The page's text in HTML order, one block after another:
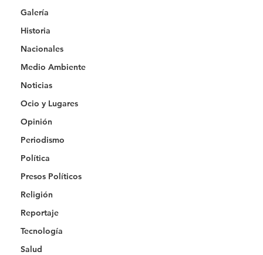
Galería
Historia
Nacionales
Medio Ambiente
Noticias
Ocio y Lugares
Opinión
Periodismo
Política
Presos Políticos
Religión
Reportaje
Tecnología
Salud